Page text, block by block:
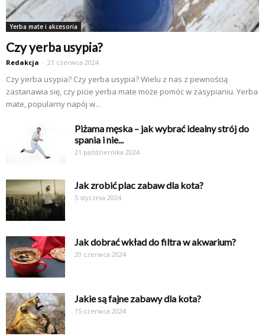
Yerba mate i akcesoria
Czy yerba usypia?
Redakcja - 21 czerwca 2024
Czy yerba usypia? Czy yerba usypia? Wielu z nas z pewnością
zastanawia się, czy picie yerba mate może pomóc w zasypianiu. Yerba
mate, popularny napój w...
Piżama męska – jak wybrać idealny strój do
spania i nie...
21 października 2024
Jak zrobić plac zabaw dla kota?
5 stycznia 2024
Jak dobrać wkład do filtra w akwarium?
20 czerwca 2024
Jakie są fajne zabawy dla kota?
15 czerwca 2024